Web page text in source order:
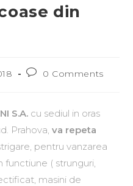
din
0 Comments
S.A. cu sediul in oras
Prahova,va repeta
pentru vanzarea
functiune ( strunguri,
masini de